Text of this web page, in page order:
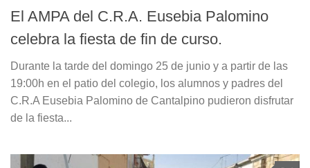
El AMPA del C.R.A. Eusebia Palomino
celebra la fiesta de fin de curso.
Durante la tarde del domingo 25 de junio y a partir de las
19:00h en el patio del colegio, los alumnos y padres del
C.R.A Eusebia Palomino de Cantalpino pudieron disfrutar
de la fiesta...